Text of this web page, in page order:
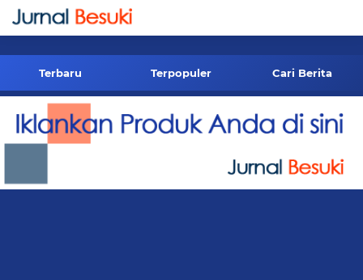
-->
Terbaru Terpopuler Cari Berita